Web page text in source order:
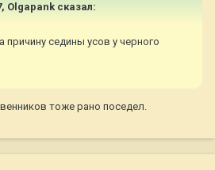
Olgapank сказал:
причину седины усов у черного
тоже рано поседел.